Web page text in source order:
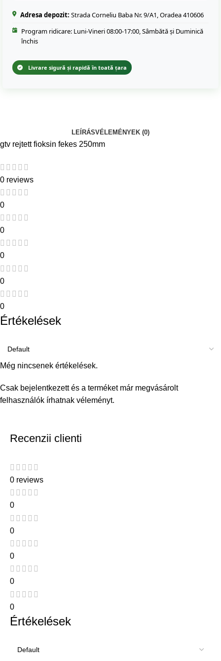
Adresa depozit: Strada Corneliu Baba Nr. 9/A1, Oradea 410606
Program ridicare: Luni-Vineri 08:00-17:00, Sâmbătă și Duminică
închis
Livrare sigură și rapidă în toată țara
LEÍRÁSVÉLEMÉNYEK (0)
gtv rejtett fioksin fekes 250mm
0 reviews
0
0
0
0
0
Értékelések
Még nincsenek értékelések.
Csak bejelentkezett és a terméket már megvásárolt
felhasználók írhatnak véleményt.
Recenzii clienti
0 reviews
0
0
0
0
0
Értékelések